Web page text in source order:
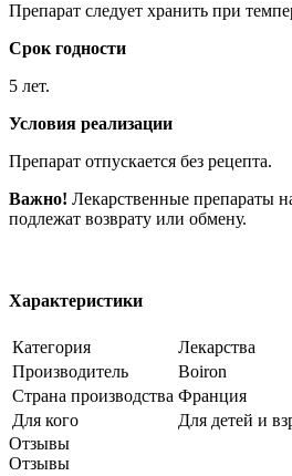
Препарат следует хранить при
Срок годности
5 лет.
Условия реализации
Препарат отпускается без рецепта.
Важно! Лекарственные препараты
подлежат возврату или обмену.
Характеристики
Категория
Лекарства
Производитель
Boiron
Страна производства Франция
Для кого
Для детей и
Отзывы
Отзывы